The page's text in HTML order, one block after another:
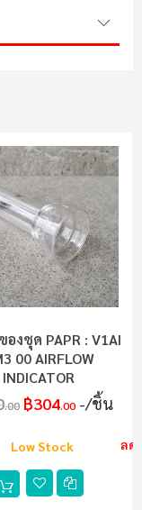
งชุด PAPR : V1AI
00 AIRFLOW
INDICATOR
.00 ฿304.00 /ชิ้น
Low Stock ลด